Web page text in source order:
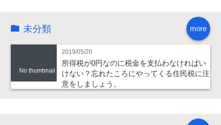
more
未分類
No thumbnail
2019/05/20
所得税が0円なのに税金を支払わなければい
けない？忘れたころにやってくる住民税に注
意をしましょう。